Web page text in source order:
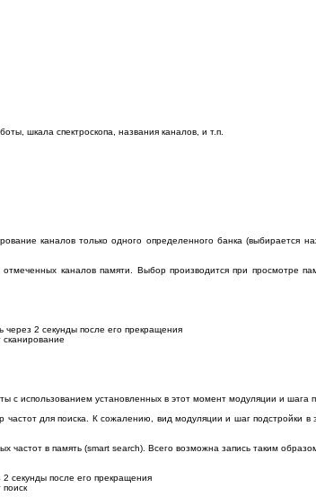
шкала спектроскопа, названия каналов, и т.п.
каналов только одного определенного банка (выбирается
каналов памяти. Выбор производится при просмотре
2 секунды после его прекращения
с использованием установленных в этот момент модуляции и шага
для поиска. К сожалению, вид модуляции и шаг подстройки в
в память (smart search). Всего возможна запись таким
секунды после его прекращения